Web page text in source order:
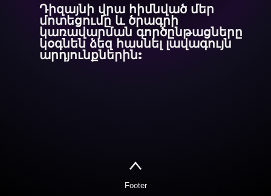
Դիզայնի վրա հիմնված մեր
մոտեցումը և ծրագրի
կառավարման գործընթացները
կօգնեն ձեզ հասնել լավագույն
արդյունքներին:
Footer